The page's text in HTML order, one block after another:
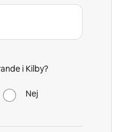
i Kilby?
Nej